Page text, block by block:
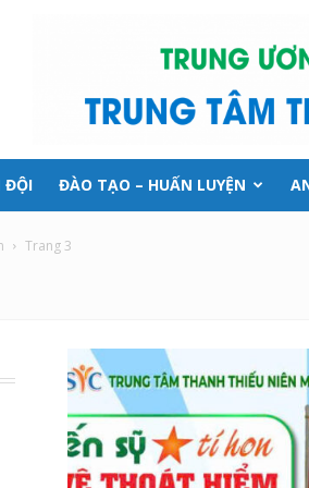
ĐỘI ĐÀO TẠO – HUẤN LUYỆN
Trang 3